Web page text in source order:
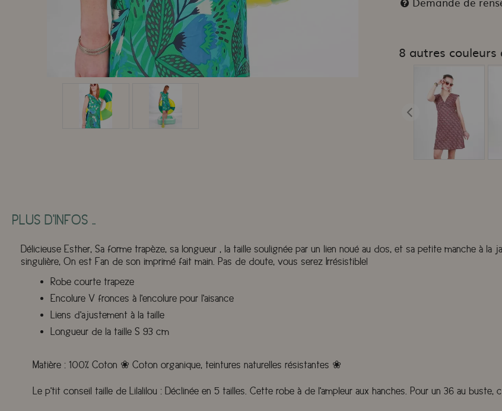
8 autres couleurs
PLUS D'INFOS ..
Délicieuse Esther, Sa forme trapèze, sa longueur , la taille soulignée par un lien noué au dos, et sa petite manche à
singulière, On est Fan de son imprimé fait main. Pas de doute, vous serez Irrésistible!
Robe courte trapeze
Encolure V fronces à l'encolure pour l'aisance
Liens d'ajustement à la taille
Longueur de la taille S 93 cm
Matière : 100% Coton ❀ Coton organique, teintures naturelles résistantes ❀
Le p'tit conseil taille de Lilalilou : Déclinée en 5 tailles. Cette robe à de l'ampleur aux hanches. Pour un 36 au buste,